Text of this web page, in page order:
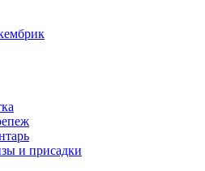
и присадки